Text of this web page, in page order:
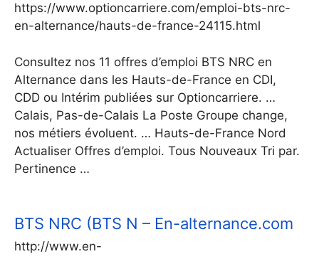
https://www.optioncarriere.com/emploi-bts-nrc-
en-alternance/hauts-de-france-24115.html
Consultez nos 11 offres d’emploi BTS NRC en
Alternance dans les Hauts-de-France en CDI,
CDD ou Intérim publiées sur Optioncarriere. …
Calais, Pas-de-Calais La Poste Groupe change,
nos métiers évoluent. … Hauts-de-France Nord
Actualiser Offres d’emploi. Tous Nouveaux Tri par.
Pertinence …
BTS NRC (BTS N – En-alternance.com
http://www.en-